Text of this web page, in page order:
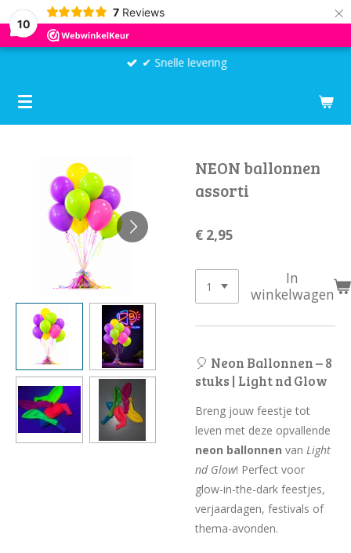
10
7 Reviews ×
✔ Snelle levering
NEON ballonnen
assorti
€ 2,95
In
winkelwagen
🎈 Neon Ballonnen – 8
stuks | Light nd Glow
Breng jouw feestje tot
leven met deze opvallende
neon ballonnen van Light
nd Glow! Perfect voor
glow-in-the-dark feestjes,
verjaardagen, festivals of
thema-avonden.